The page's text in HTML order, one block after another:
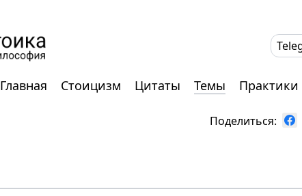
Главная Стоицизм Цитаты Темы Практики
Поделиться: